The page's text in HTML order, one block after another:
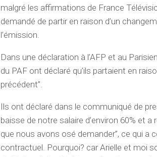
malgré les affirmations de France
demandé de partir en raison d’un
l’émission.
Dans une déclaration à l’AFP et au
du PAF ont déclaré qu’ils partaient en
précédent”.
Ils ont déclaré dans le communiqué de
baisse de notre salaire d’environ 60% et
que nous avons osé demander”, ce qui a
contractuel. Pourquoi? car Arielle et moi